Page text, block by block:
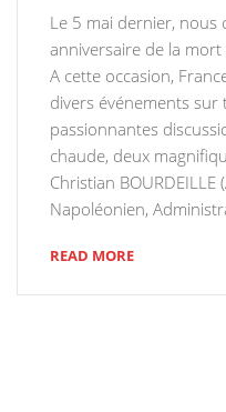
Le 5 mai dernier,
anniversaire de la mort
A cette occasion,
divers événements
passionnantes
chaude, deux
Christian
Napoléonien,
READ MORE